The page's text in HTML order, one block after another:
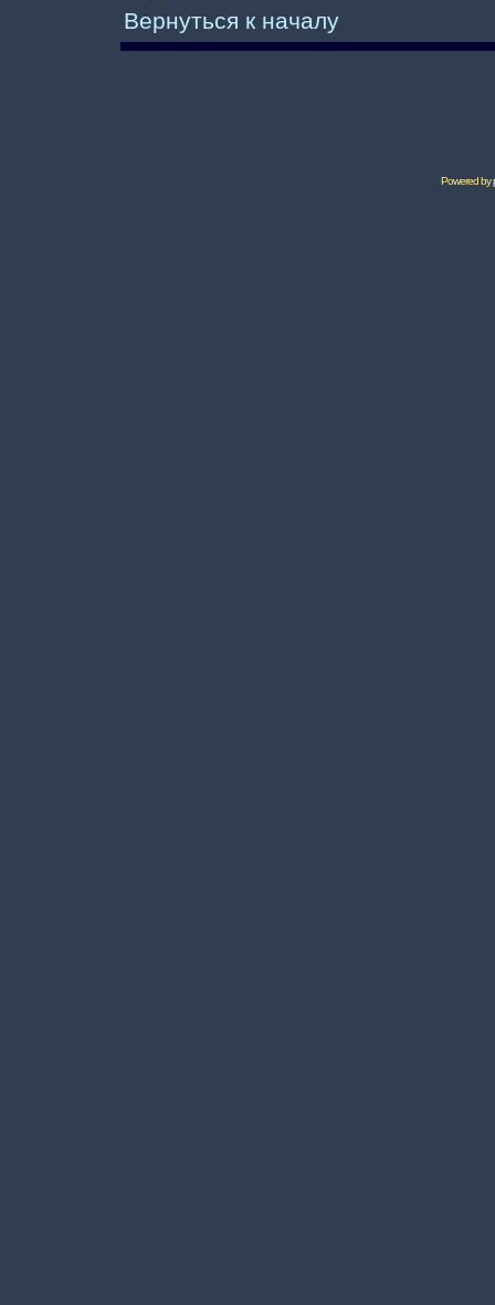
Вернуться к началу
Powered by